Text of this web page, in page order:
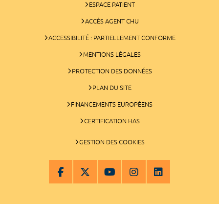
ESPACE PATIENT
ACCÈS AGENT CHU
ACCESSIBILITÉ : PARTIELLEMENT CONFORME
MENTIONS LÉGALES
PROTECTION DES DONNÉES
PLAN DU SITE
FINANCEMENTS EUROPÉENS
CERTIFICATION HAS
GESTION DES COOKIES